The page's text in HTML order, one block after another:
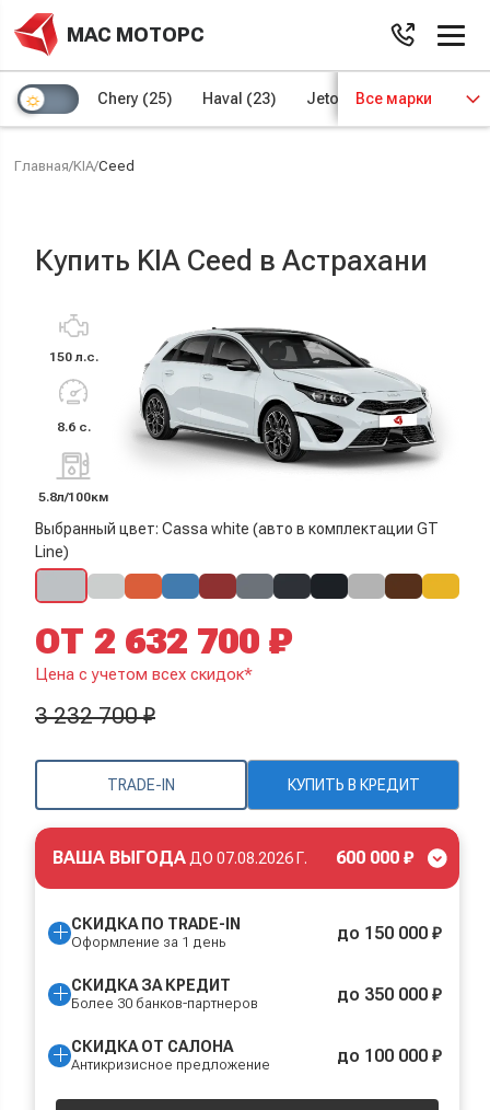
МАС МОТОРС
Chery (25) Haval (23) Jetour (8) Kaiyi (4)
Все марки
Главная/KIA/Ceed
Купить KIA Ceed в Астрахани
150 л.с.
8.6 с.
5.8л/100км
Выбранный цвет: Cassa white (авто в комплектации GT
Line)
TRADE-IN КУПИТЬ В КРЕДИТ
ОТ 2 632 700 ₽
Цена с учетом всех скидок*
3 232 700 ₽
ВАША ВЫГОДА ДО 07.08.2026 Г. 600 000 ₽
СКИДКА ПО TRADE-IN
Оформление за 1 день до 150 000 ₽
СКИДКА ЗА КРЕДИТ
Более 30 банков-партнеров до 350 000 ₽
СКИДКА ОТ САЛОНА
Антикризисное предложение до 100 000 ₽